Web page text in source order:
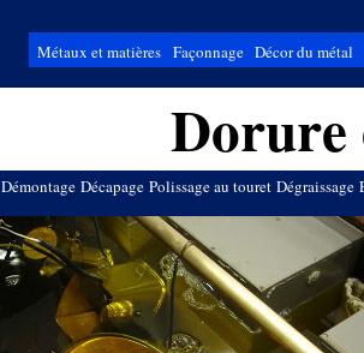
Métaux et matières Façonnage Décor du métal
Dorure
Démontage Décapage Polissage au touret Dégraissage